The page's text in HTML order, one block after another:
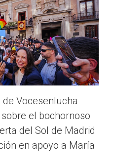
Vocesenlucha
el bochornoso
del Sol de Madrid
en apoyo a María